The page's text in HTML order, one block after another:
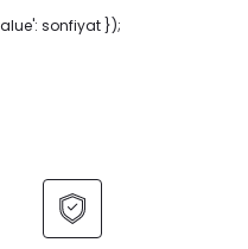
sonfiyat });